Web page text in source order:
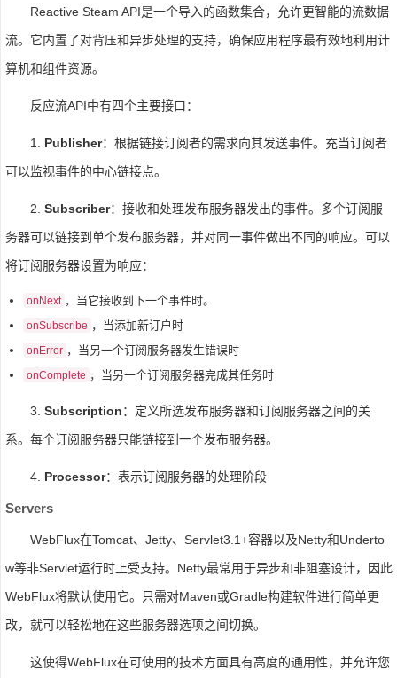
Reactive Steam API是一个导入的函数集合，允许更智能的流数据
流。它内置了对背压和异步处理的支持，确保应用程序最有效地利用计
算机和组件资源。
反应流API中有四个主要接口：
1. Publisher：根据链接订阅者的需求向其发送事件。充当订阅者
可以监视事件的中心链接点。
2. Subscriber：接收和处理发布服务器发出的事件。多个订阅服
务器可以链接到单个发布服务器，并对同一事件做出不同的响应。可以
将订阅服务器设置为响应：
onNext ，当它接收到下一个事件时。
onSubscribe ，当添加新订户时
onError ，当另一个订阅服务器发生错误时
onComplete ，当另一个订阅服务器完成其任务时
3. Subscription：定义所选发布服务器和订阅服务器之间的关
系。每个订阅服务器只能链接到一个发布服务器。
4. Processor：表示订阅服务器的处理阶段
Servers
WebFlux在Tomcat、Jetty、Servlet3.1+容器以及Netty和Underto
w等非Servlet运行时上受支持。Netty最常用于异步和非阻塞设计，因此
WebFlux将默认使用它。只需对Maven或Gradle构建软件进行简单更
改，就可以轻松地在这些服务器选项之间切换。
这使得WebFlux在可使用的技术方面具有高度的通用性，并允许您